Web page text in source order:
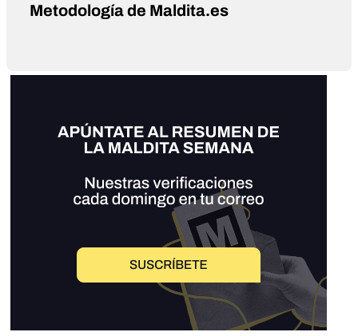
Metodología de Maldita.es